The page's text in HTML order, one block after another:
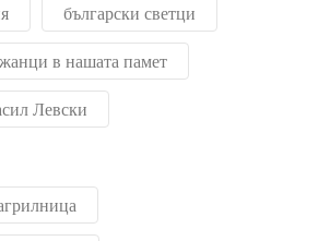
български светци
в нашата памет
Левски